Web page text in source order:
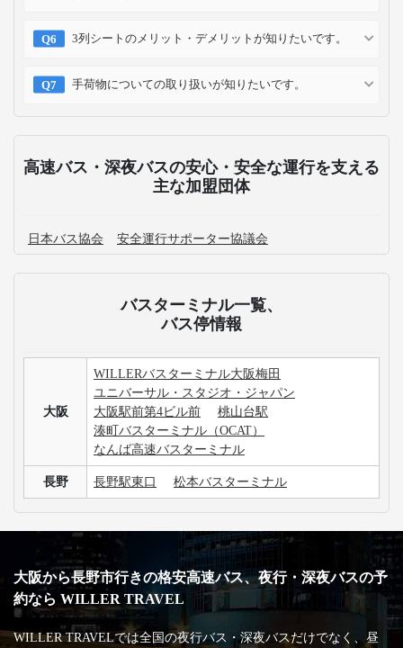
3列シートのメリット・デメリットが知りたいです。
手荷物についての取り扱いが知りたいです。
高速バス・深夜バスの安心・安全な運行を支える
主な加盟団体
日本バス協会 安全運行サポーター協議会
バスターミナル一覧、
バス停情報
大阪
WILLERバスターミナル大阪梅田
ユニバーサル・スタジオ・ジャパン
大阪駅前第4ビル前
桃山台駅
湊町バスターミナル（OCAT）
なんば高速バスターミナル
長野 長野駅東口 松本バスターミナル
大阪から長野市行きの格安高速バス、夜行・深夜バスの予
約なら WILLER TRAVEL
WILLER TRAVELでは全国の夜行バス・深夜バスだけでなく、昼